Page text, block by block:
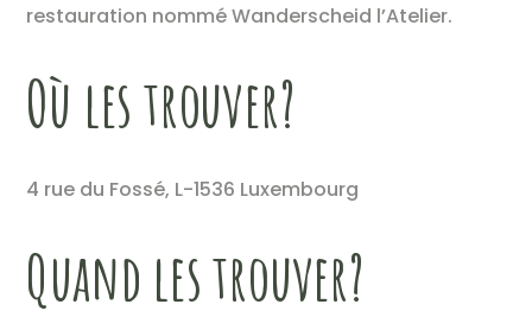
restauration nommé Wanderscheid l’Atelier.
Où les trouver?
4 rue du Fossé, L-1536 Luxembourg
Quand les trouver?